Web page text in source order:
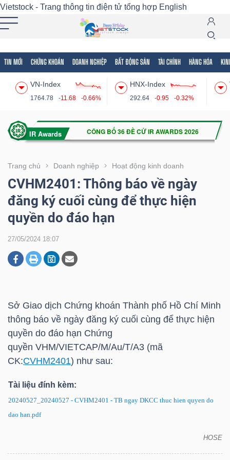
Vietstock - Trang thông tin điện tử tổng hợp English
TIN MỚI CHỨNG KHOÁN DOANH NGHIỆP BẤT ĐỘNG SẢN TÀI CHÍNH HÀNG HÓA
VN-Index
1764.78 -11.68 -0.66%
HNX-Index
292.64 -0.95 -0.32%
Trang chủ Doanh nghiệp Hoạt động kinh doanh
CVHM2401: Thông báo về ngày
đăng ký cuối cùng để thực hiện
quyền do đáo hạn
27/05/2024 18:07
Sở Giao dịch Chứng khoán Thành phố Hồ Chí Minh
thông báo về ngày đăng ký cuối cùng để thực hiện
quyền do đáo hạn Chứng
quyền VHM/VIETCAP/M/Au/T/A3 (mã
CK:CVHM2401) như sau:
Tài liệu đính kèm:
20240527_20240527 - CVHM2401 - TB ngay DKCC thuc hien quyen do
dao han.pdf
HOSE
Tất cả Tính năng Ngành Mã chứng khoán
Tính
(-)
VIETSTOCK
CHỨNG
KHOÁN
DOANH
BẤT
ĐỘNG
TÀI
CHÍNH